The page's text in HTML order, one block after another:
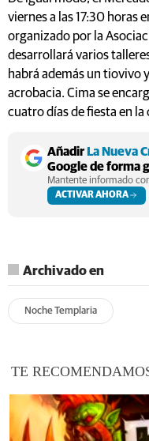
viernes a las 17:30 horas
organizado por la
desarrollará varios
habrá además un tiovivo
acrobacia. Cima se
cuatro días de fiesta en la
AñadirLa Nueva
Google de forma
Mantente informado
ACTIVAR AHORA
Archivado en
Noche Templaria
TE